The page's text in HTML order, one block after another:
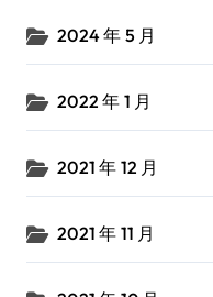
2024 年 5 月
2022 年 1 月
2021 年 12 月
2021 年 11 月